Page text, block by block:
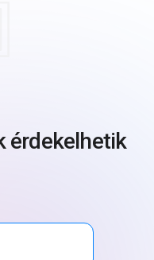
érdekelhetik